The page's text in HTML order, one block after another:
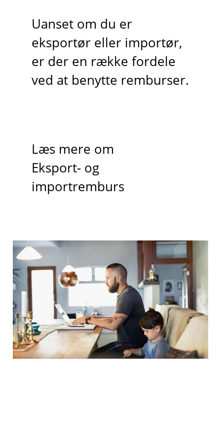
Uanset om du er
eksportør eller importør,
er der en række fordele
ved at benytte remburser.
Læs mere om
Eksport- og
importremburs